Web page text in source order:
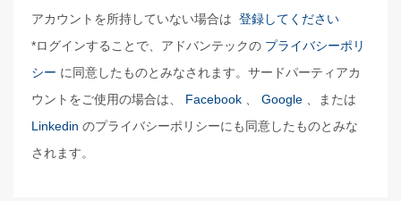
アカウントを所持していない場合は 登録してください
*ログインすることで、アドバンテックの プライバシーポリ
シー に同意したものとみなされます。サードパーティアカ
ウントをご使用の場合は、 Facebook Google 、または
Linkedin のプライバシーポリシーにも同意したものとみな
されます。